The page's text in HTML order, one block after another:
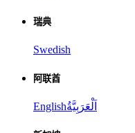
瑞典
Swedish
阿联酋
Englishاَلْعَرَبِيَّةُ